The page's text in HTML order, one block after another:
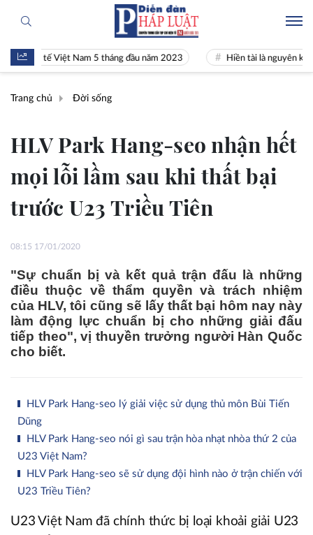
tế Việt Nam 5 tháng đầu năm 2023 Hiền tài là nguyên khí Quốc
Trang chủ Đời sống
HLV Park Hang-seo nhận hết
mọi lỗi lầm sau khi thất bại
trước U23 Triều Tiên
08:15 17/01/2020
"Sự chuẩn bị và kết quả trận đấu là những
điều thuộc về thẩm quyền và trách nhiệm
của HLV, tôi cũng sẽ lấy thất bại hôm nay này
làm động lực chuẩn bị cho những giải đấu
tiếp theo", vị thuyền trưởng người Hàn Quốc
cho biết.
HLV Park Hang-seo lý giải việc sử dụng thủ môn Bùi Tiến
Dũng
HLV Park Hang-seo nói gì sau trận hòa nhạt nhòa thứ 2 của
U23 Việt Nam?
HLV Park Hang-seo sẽ sử dụng đội hình nào ở trận chiến với
U23 Triều Tiên?
U23 Việt Nam đã chính thức bị loại khoải giải U23